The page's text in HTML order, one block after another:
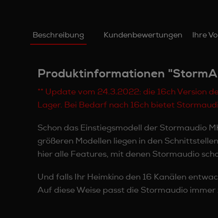
Beschreibung Kundenbewertungen Ihre
Produktinformationen
** Update vom 24.3.2022: die 16ch Version
Lager. Bei Bedarf nach 16ch bietet
Schon das Einstiegsmodell der Stormaudio
größeren Modellen liegen in den
hier alle Features, mit denen Stormaudio
Und falls Ihr Heimkino den 16 Kanälen
Auf diese Weise passt die Stormaudio